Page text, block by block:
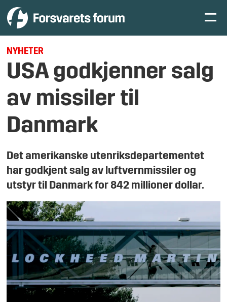
NYHETER
USA godkjenner salg
av missiler til
Danmark
Det amerikanske utenriksdepartementet
har godkjent salg av luftvernmissiler og
utstyr til Danmark for 842 millioner dollar.